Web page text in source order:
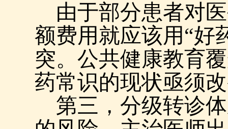
由于部分患者对
额费用就应该用“好
突。公共健康教育
药常识的现状亟须
第三，分级转诊